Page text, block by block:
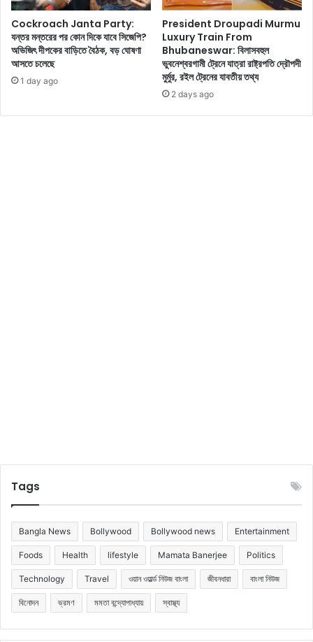
ন
জে
নে
নি
ন
Cockroach Janta Party:
যন্তর মন্তরের পর কোন দিকে যাবে সিজেপি?
অভিজিৎ দীপকের বাড়িতে বৈঠক, বড় ঘোষণা
আসতে চলেছে
1 day ago
President Droupadi Murmu
Luxury Train From
Bhubaneswar: বিলাসবহুল
ভুবনেশ্বরগামী ট্রেনে যাত্রা রাষ্ট্রপতি দ্রৌপদী
মুর্মুর, রইল ট্রেনের যাবতীয় তথ্য
2 days ago
Tags
Bangla News Bollywood Bollywood news Entertainment
Foods Health lifestyle Mamata Banerjee Politics
Technology Travel ওয়ান ওয়ার্ল্ড নিউজ বাংলা জীবনধারা বাংলা নিউজ
বিনোদন ভ্রমণ মমতা বন্দ্যোপাধ্যায় স্বাস্থ্য